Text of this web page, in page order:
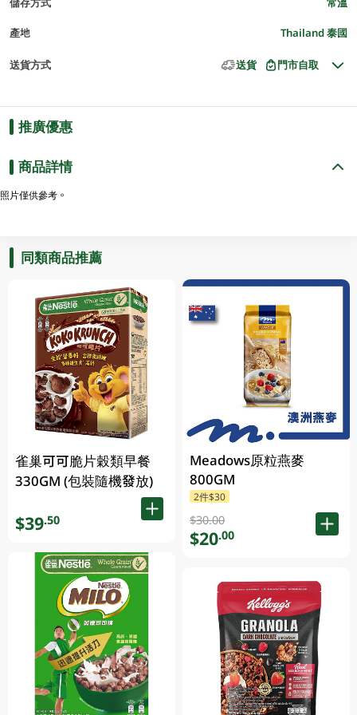
產地 Thailand 泰國
送貨方式 送貨 門市自取
推廣優惠
商品詳情
照片僅供參考。
同類商品推薦
雀巢可可脆片穀類早餐
330GM (包裝隨機發放)
$39.50
Meadows原粒燕麥
800GM
2件$30
$30.00
$20.00